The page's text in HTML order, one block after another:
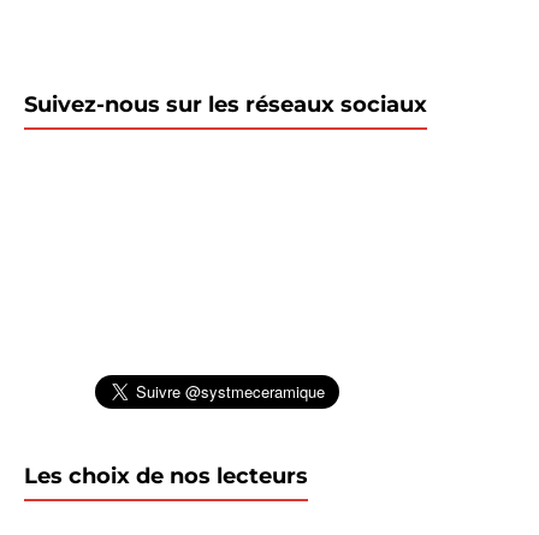
Suivez-nous sur les réseaux sociaux
Les choix de nos lecteurs